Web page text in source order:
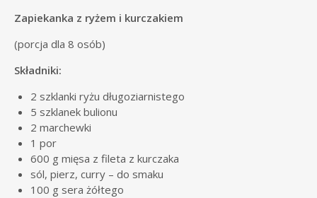
Zapiekanka z ryżem i kurczakiem
(porcja dla 8 osób)
Składniki:
2 szklanki ryżu długoziarnistego
5 szklanek bulionu
2 marchewki
1 por
600 g mięsa z fileta z kurczaka
sól, pierz, curry – do smaku
100 g sera żółtego